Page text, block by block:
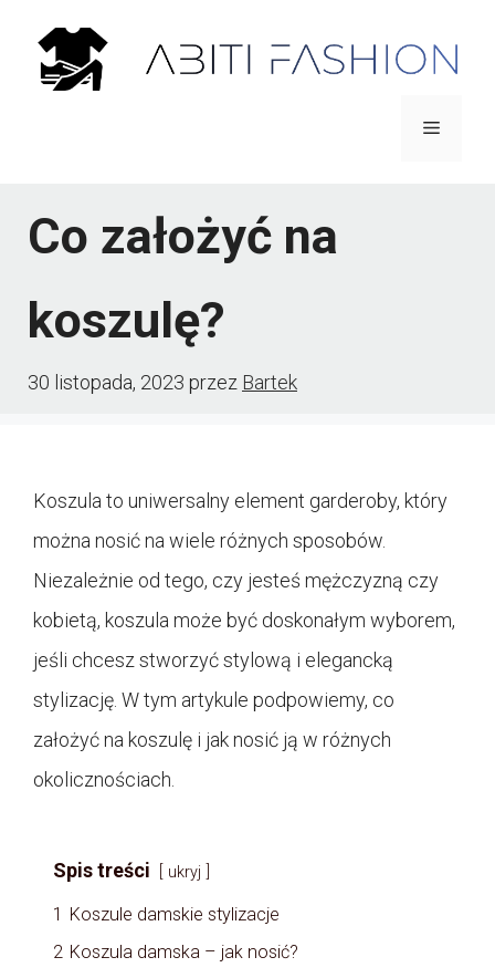
Menu
Co założyć na
koszulę?
30 listopada, 2023 przez Bartek
Koszula to uniwersalny element garderoby, który
można nosić na wiele różnych sposobów.
Niezależnie od tego, czy jesteś mężczyzną czy
kobietą, koszula może być doskonałym wyborem,
jeśli chcesz stworzyć stylową i elegancką
stylizację. W tym artykule podpowiemy, co
założyć na koszulę i jak nosić ją w różnych
okolicznościach.
Spis treści ukryj
1
Koszule damskie stylizacje
2 Koszula damska – jak nosić?